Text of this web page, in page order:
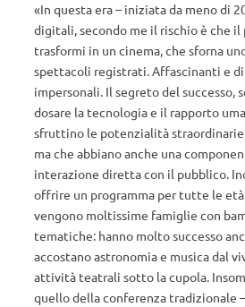
«In questa era – iniziata da meno di
digitali, secondo me il rischio è che il
trasformi in un cinema, che sforna
spettacoli registrati. Affascinanti e
impersonali. Il segreto del successo,
dosare la tecnologia e il rapporto
sfruttino le potenzialità
ma che abbiano anche una
interazione diretta con il pubblico.
offrire un programma per tutte le
vengono moltissime famiglie con
tematiche: hanno molto successo
accostano astronomia e musica dal
attività teatrali sotto la cupola.
quello della conferenza tradizionale